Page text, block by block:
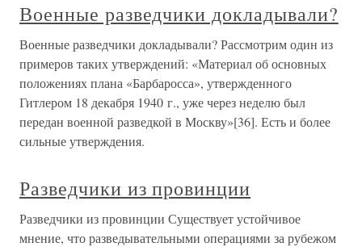
Военные разведчики докладывали?
Военные разведчики докладывали? Рассмотрим один из
примеров таких утверждений: «Материал об основных
положениях плана «Барбаросса», утвержденного
Гитлером 18 декабря 1940 г., уже через неделю был
передан военной разведкой в Москву»[36]. Есть и более
сильные утверждения.
Разведчики из провинции
Разведчики из провинции Существует устойчивое
мнение, что разведывательными операциями за рубежом